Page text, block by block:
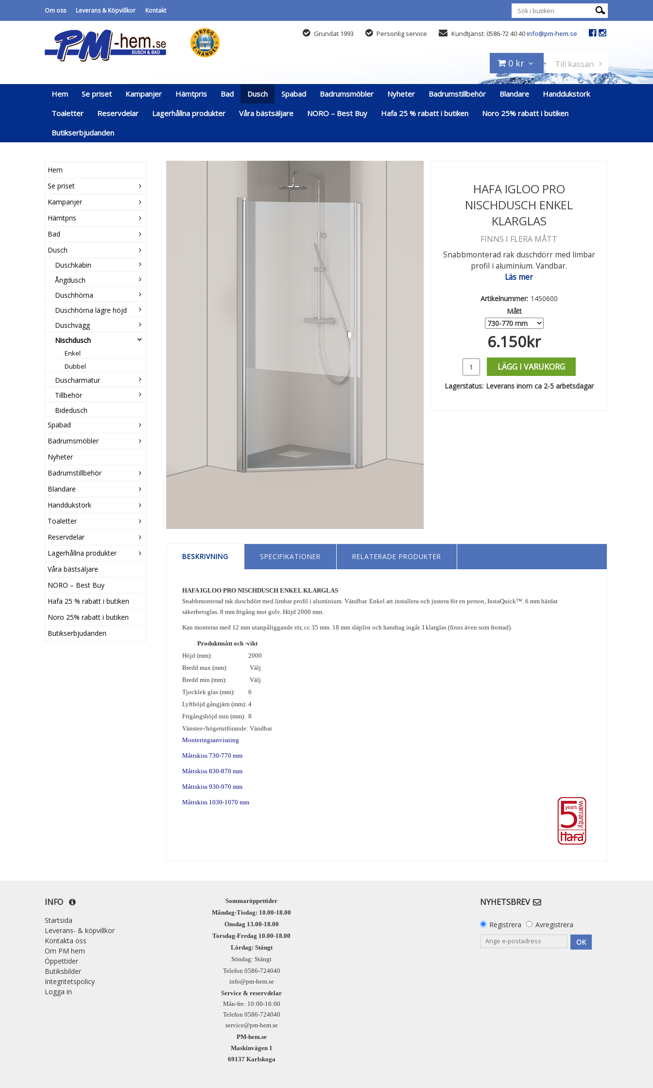
Om oss Leverans & Köpvillkor Kontakt
Grundat 1993 Personlig service Kundtjänst: 0586-72 40 40info@pm-hem.se
0 kr Till kassan
Hem Se priset Kampanjer Hämtpris Bad Dusch Spabad Badrumsmöbler Nyheter Badrumstillbehör Blandare
Handdukstork
Toaletter
Reservdelar Lagerhållna produkter Våra bästsäljare NORO – Best Buy Hafa 25 % rabatt i butiken
Noro 25% rabatt i butiken
Butikserbjudanden
Hem
Se priset
Kampanjer
Hämtpris
Bad
Dusch
Duschkabin
Ångdusch
Duschhörna
Duschhörna lägre höjd
Duschvägg
Nischdusch
Enkel
Dubbel
Duscharmatur
Tillbehör
Bidedusch
Spabad
Badrumsmöbler
Nyheter
Badrumstillbehör
Blandare
Handdukstork
Toaletter
Reservdelar
Lagerhållna produkter
Våra bästsäljare
NORO – Best Buy
Hafa 25 % rabatt i butiken
Noro 25% rabatt i butiken
Butikserbjudanden
HAFA IGLOO PRO
NISCHDUSCH ENKEL
KLARGLAS
FINNS I FLERA MÅTT
Snabbmonterad rak duschdörr med limbar
profil i aluminium. Vändbar.
Läs mer
Artikelnummer: 1450600
Mått
6.150kr
LÄGG I VARUKORG
Lagerstatus: Leverans inom ca 2-5 arbetsdagar
BESKRIVNING SPECIFIKATIONER RELATERADE PRODUKTER
HAFA IGLOO PRO NISCHDUSCH ENKEL KLARGLAS
Snabbmonterad rak duschdörr med limbar profil i aluminium. Vändbar. Enkel att installera och justera för en person, InstaQuick™. 6 mm härdat
säkerhetsglas. 8 mm frigång mot golv. Höjd 2000 mm.
Kan monteras med 12 mm utanpåliggande rör, cc 35 mm. 18 mm släplist och handtag ingår. I klarglas (finns även som frostad).
Produktmått och -vikt
Höjd (mm):
2000
Bredd max (mm):
Välj
Bredd min (mm):
Välj
Tjocklek glas (mm):
6
Lyfthöjd gångjärn (mm): 4
Frigångshöjd min (mm): 8
Vänster-/högerutförande: Vändbar
Monteringsanvisning
Måttskiss 730-770 mm
Måttskiss 830-870 mm
Måttskiss 930-970 mm
Måttskiss 1030-1070 mm
INFO
Startsida
Leverans- & köpvillkor
Kontakta oss
Om PM hem
Öppettider
Butiksbilder
Integritetspolicy
Logga in
Sommaröppettider
Måndag-Tisdag: 10.00-18.00
Onsdag 13.00-18.00
Torsdag-Fredag 10.00-18.00
Lördag: Stängt
Söndag: Stängt
Telefon 0586-724040
info@pm-hem.se
Service & reservdelar
Mån-fre: 10:00-16:00
Telefon 0586-724040
service@pm-hem.se
PM-hem.se
Maskinvägen 1
69137 Karlskoga
NYHETSBREV
Registrera
Avregistrera
OK